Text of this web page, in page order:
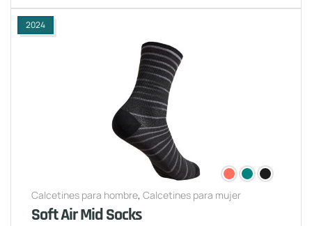
2024
Calcetines para hombre, Calcetines para mujer
Soft Air Mid Socks